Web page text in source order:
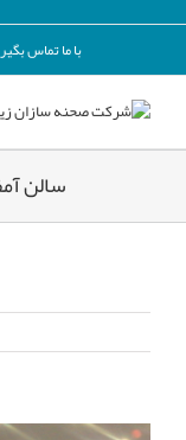
با ما تماس بگیرید!
سالن